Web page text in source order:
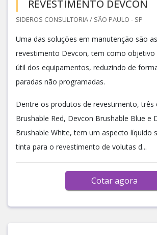
REVESTIMENTO DEVCON
SIDEROS CONSULTORIA / SÃO PAULO - SP
Uma das soluções em manutenção são
revestimento Devcon, tem como objetivo
útil dos equipamentos, reduzindo de
paradas não programadas.
Dentre os produtos de revestimento, três
Brushable Red, Devcon Brushable Blue e
Brushable White, tem um aspecto líquido
tinta para o revestimento de volutas d...
Cotar agora